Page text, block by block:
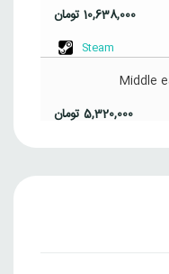
10,638,000تومان
Steam
Middle
5,320,000تومان